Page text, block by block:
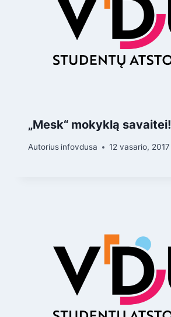
„Mesk“ mokyklą savaitei!
Autorius infovdusa 12 vasario, 2017